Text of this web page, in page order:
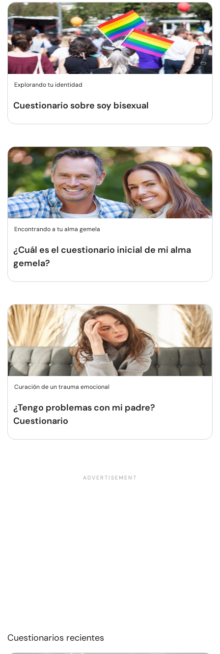
Explorando tu identidad
Cuestionario sobre soy bisexual
Encontrando a tu alma gemela
¿Cuál es el cuestionario inicial de mi alma
gemela?
Curación de un trauma emocional
¿Tengo problemas con mi padre?
Cuestionario
Cuestionarios recientes